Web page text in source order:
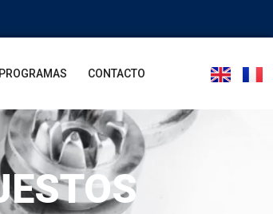
PROGRAMAS CONTACTO